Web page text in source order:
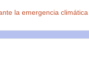
la emergencia climática